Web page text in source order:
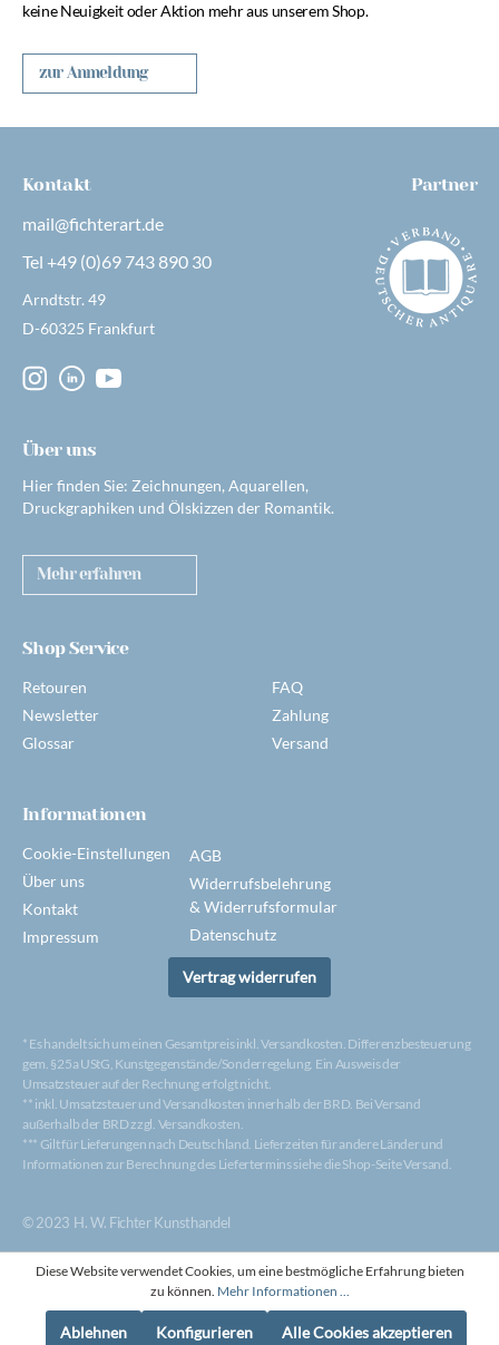
keine Neuigkeit oder Aktion mehr aus unserem Shop.
zur Anmeldung
Kontakt
mail@fichterart.de
Tel +49 (0)69 743 890 30
Arndtstr. 49
D-60325 Frankfurt
Partner
Über uns
Hier finden Sie: Zeichnungen, Aquarellen,
Druckgraphiken und Ölskizzen der Romantik.
Mehr erfahren
Shop Service
Retouren
Newsletter
Glossar
FAQ
Zahlung
Versand
Informationen
Cookie-Einstellungen
Über uns
Kontakt
Impressum
AGB
Widerrufsbelehrung
& Widerrufsformular
Datenschutz
Vertrag widerrufen
© 2023 H. W. Fichter Kunsthandel
* Es handelt sich um einen Gesamtpreis inkl. Versandkosten. Differenzbesteuerung
gem. §25a UStG, Kunstgegenstände/Sonderregelung. Ein Ausweis der
Umsatzsteuer auf der Rechnung erfolgt nicht.
** inkl. Umsatzsteuer und Versandkosten innerhalb der BRD. Bei Versand
außerhalb der BRD zzgl. Versandkosten.
*** Gilt für Lieferungen nach Deutschland. Lieferzeiten für andere Länder und
Informationen zur Berechnung des Liefertermins siehe die Shop-Seite Versand.
Diese Website verwendet Cookies, um eine bestmögliche Erfahrung bieten
zu können. Mehr Informationen ...
Ablehnen Konfigurieren Alle Cookies akzeptieren